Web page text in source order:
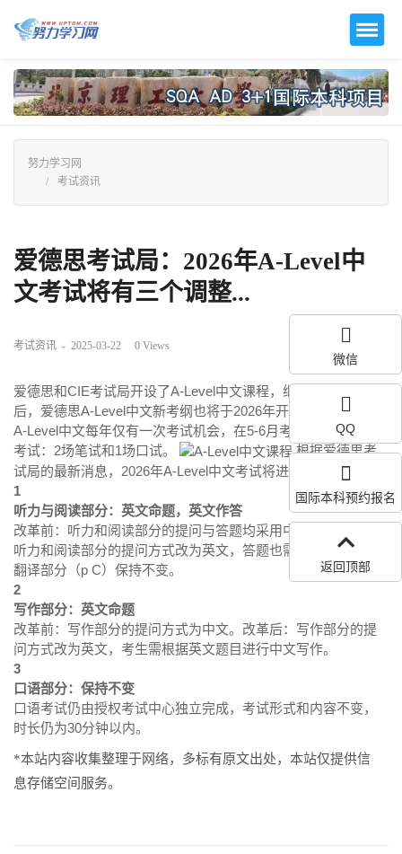
努力学习网
考试资讯
爱德思考试局：2026年A-Level中
文考试将有三个调整...
考试资讯 - 2025-03-22 0 Views
爱德思和CIE考试局开设了A-Level中文课程，继CIE更新考纲
后，爱德思A-Level中文新考纲也将于2026年开始使用。爱德思
A-Level中文每年仅有一次考试机会，在5-6月考季，共进行3场
考试：2场笔试和1场口试。
根据爱德思考
试局的最新消息，2026年A-Level中文考试将进行以下调整：
1
听力与阅读部分：英文命题，英文作答
改革前：听力和阅读部分的提问与答题均采用中文。改革后：
听力和阅读部分的提问方式改为英文，答题也需用英文完成。
翻译部分（p C）保持不变。
2
写作部分：英文命题
改革前：写作部分的提问方式为中文。改革后：写作部分的提
问方式改为英文，考生需根据英文题目进行中文写作。
3
口语部分：保持不变
口语考试仍由授权考试中心独立完成，考试形式和内容不变，
时长仍为30分钟以内。
*本站内容收集整理于网络，多标有原文出处，本站仅提供信
息存储空间服务。
微信
QQ
国际本科预约报名
返回顶部